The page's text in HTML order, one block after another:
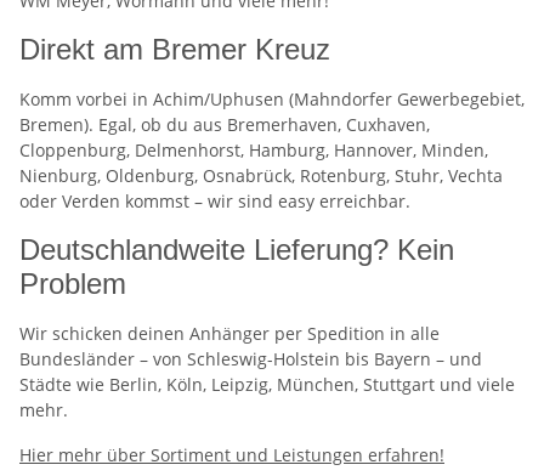
Direkt am Bremer Kreuz
Komm vorbei in Achim/Uphusen (Mahndorfer Gewerbegebiet,
Bremen). Egal, ob du aus Bremerhaven, Cuxhaven,
Cloppenburg, Delmenhorst, Hamburg, Hannover, Minden,
Nienburg, Oldenburg, Osnabrück, Rotenburg, Stuhr, Vechta
oder Verden kommst – wir sind easy erreichbar.
Deutschlandweite Lieferung? Kein
Problem
Wir schicken deinen Anhänger per Spedition in alle
Bundesländer – von Schleswig-Holstein bis Bayern – und
Städte wie Berlin, Köln, Leipzig, München, Stuttgart und viele
mehr.
Hier mehr über Sortiment und Leistungen erfahren!